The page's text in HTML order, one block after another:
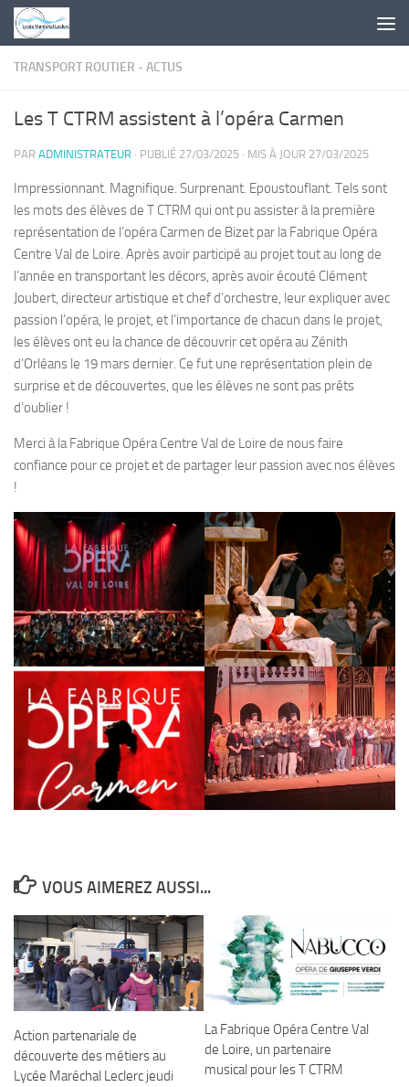
Skip to content
TRANSPORT ROUTIER - ACTUS
Les T CTRM assistent à l’opéra Carmen
PAR ADMINISTRATEUR · PUBLIÉ 27/03/2025 · MIS À JOUR 27/03/2025
Impressionnant. Magnifique. Surprenant. Epoustouflant. Tels sont
les mots des élèves de T CTRM qui ont pu assister à la première
représentation de l’opéra Carmen de Bizet par la Fabrique Opéra
Centre Val de Loire. Après avoir participé au projet tout au long de
l’année en transportant les décors, après avoir écouté Clément
Joubert, directeur artistique et chef d’orchestre, leur expliquer avec
passion l’opéra, le projet, et l’importance de chacun dans le projet,
les élèves ont eu la chance de découvrir cet opéra au Zénith
d’Orléans le 19 mars dernier. Ce fut une représentation plein de
surprise et de découvertes, que les élèves ne sont pas prêts
d’oublier !
Merci à la Fabrique Opéra Centre Val de Loire de nous faire
confiance pour ce projet et de partager leur passion avec nos élèves
!
VOUS AIMEREZ AUSSI...
Action partenariale de
découverte des métiers au
Lycée Maréchal Leclerc jeudi
La Fabrique Opéra Centre Val
de Loire, un partenaire
musical pour les T CTRM